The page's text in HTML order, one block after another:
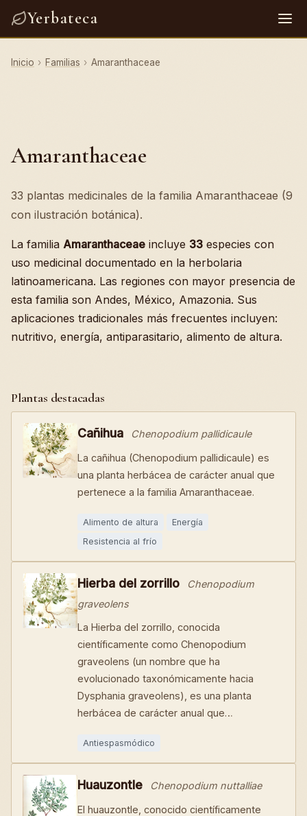
Yerbateca
Inicio › Familias › Amaranthaceae
Amaranthaceae
33 plantas medicinales de la familia Amaranthaceae (9
con ilustración botánica).
La familia Amaranthaceae incluye 33 especies con
uso medicinal documentado en la herbolaria
latinoamericana. Las regiones con mayor presencia de
esta familia son Andes, México, Amazonia. Sus
aplicaciones tradicionales más frecuentes incluyen:
nutritivo, energía, antiparasitario, alimento de altura.
Plantas destacadas
Cañihua Chenopodium pallidicaule
La cañihua (Chenopodium pallidicaule) es
una planta herbácea de carácter anual que
pertenece a la familia Amaranthaceae.
Alimento de altura
Energía
Resistencia al frío
Hierba del zorrillo
Chenopodium
graveolens
La Hierba del zorrillo, conocida
científicamente como Chenopodium
graveolens (un nombre que ha
evolucionado taxonómicamente hacia
Dysphania graveolens), es una planta
herbácea de carácter anual que…
Antiespasmódico
Huauzontle Chenopodium nuttalliae
El huauzontle, conocido científicamente